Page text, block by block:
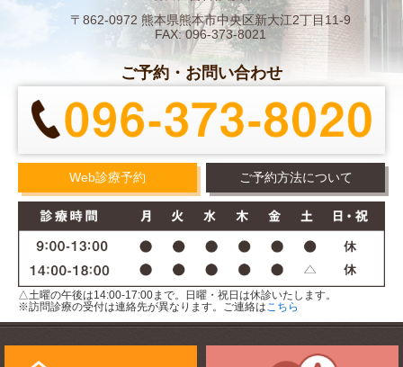
〒862-0972 熊本県熊本市中央区新大江2丁目11-9
FAX: 096-373-8021
ご予約・お問い合わせ
Web診療予約 ご予約方法について
△土曜の午後は14:00-17:00まで。日曜・祝日は休診いたします。
※訪問診療の受付は連絡先が異なります。ご連絡は こちら